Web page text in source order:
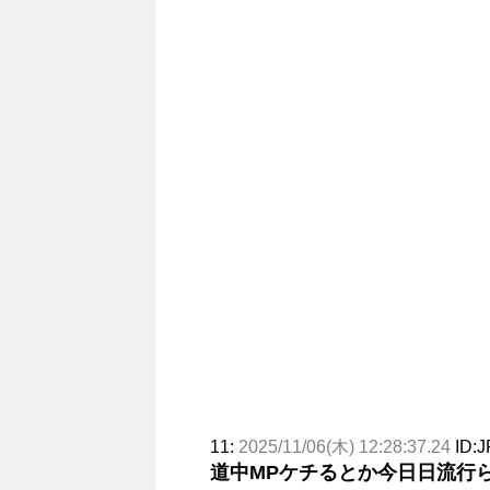
11: 2025/11/06(木) 12:28:37.24
道中MPケチるとか今日日流行